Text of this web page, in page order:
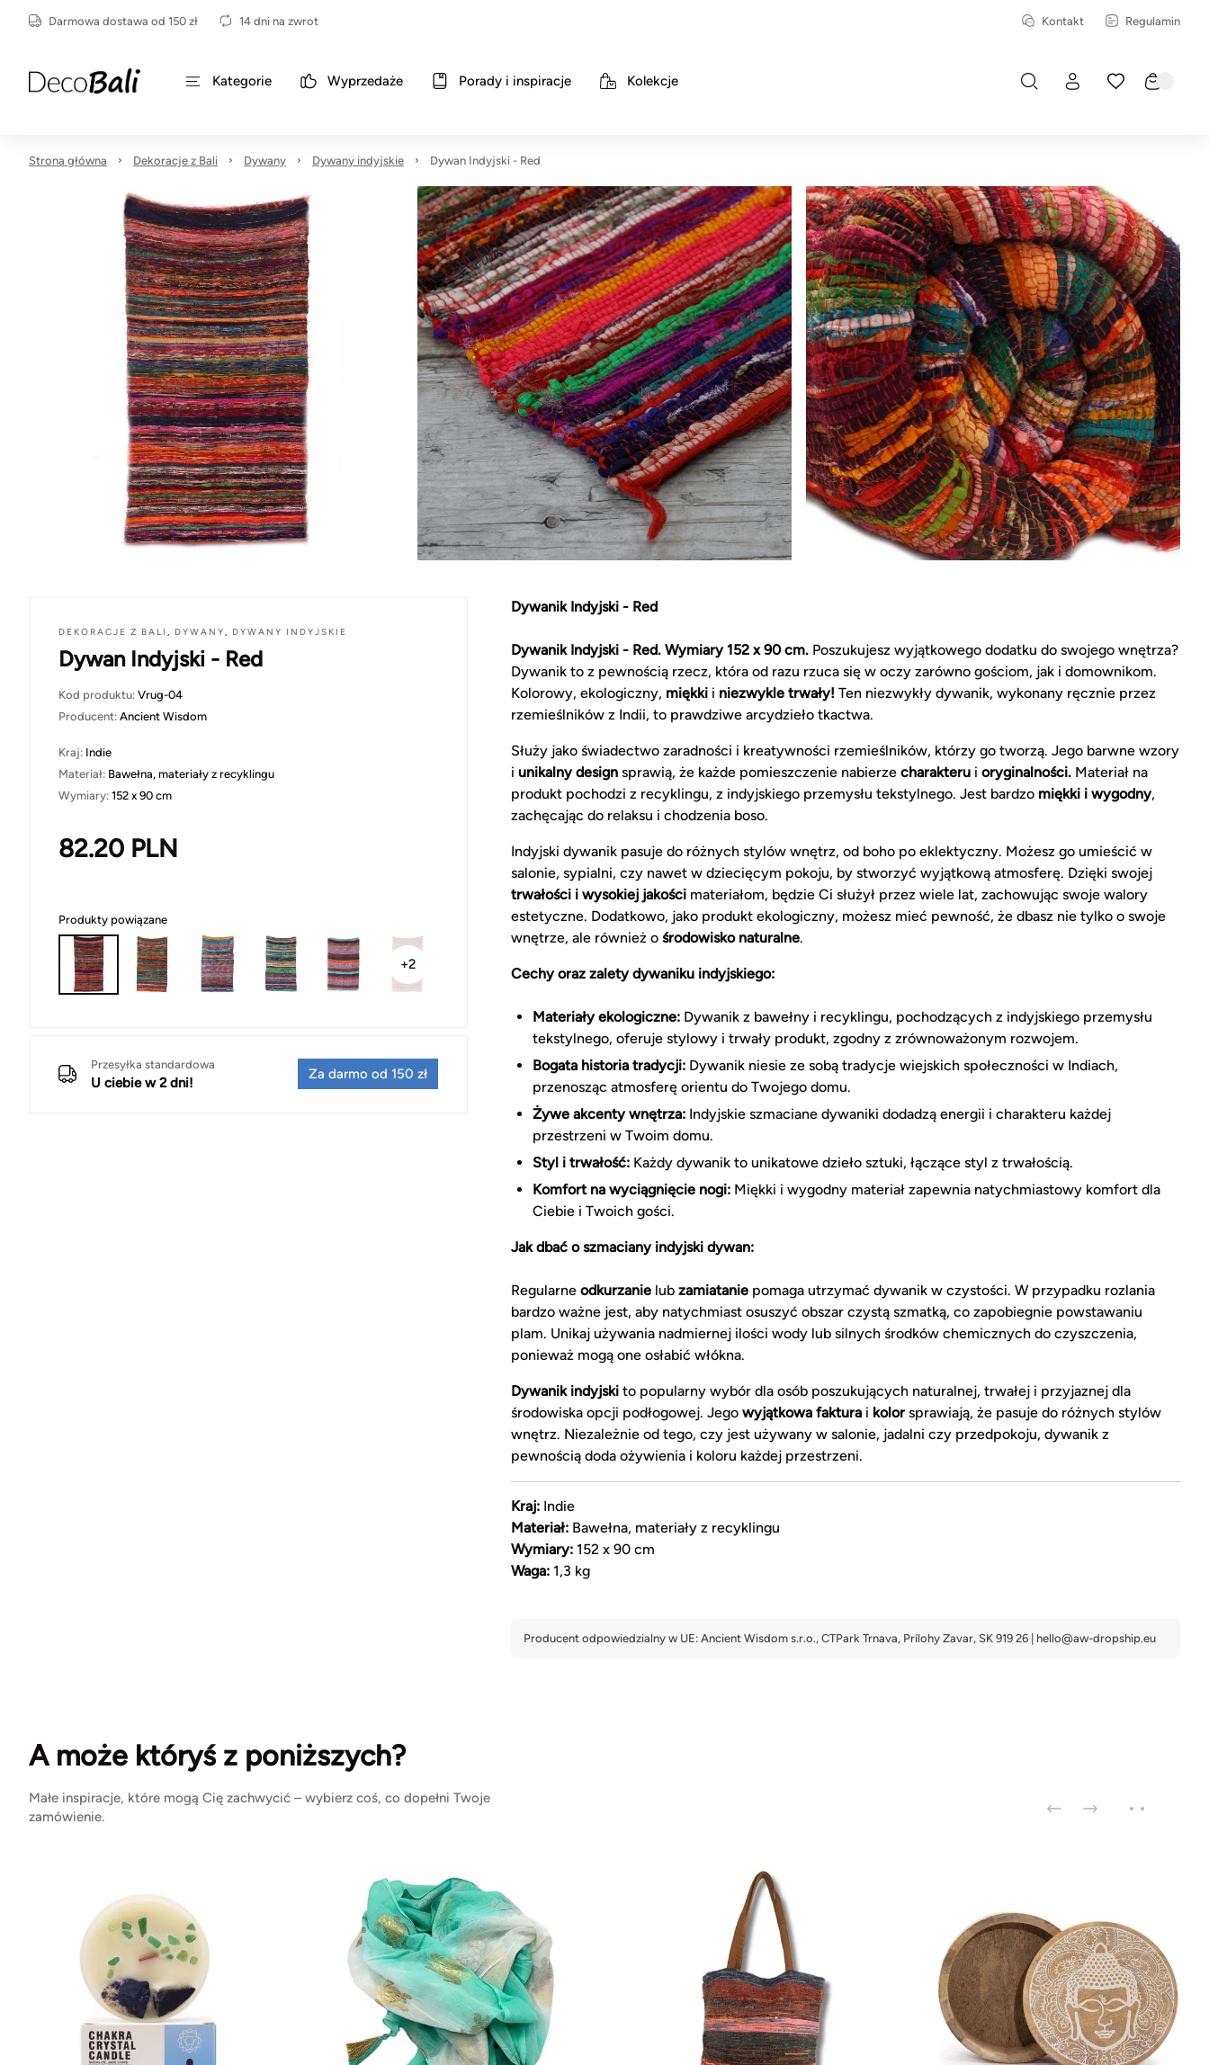
Darmowa dostawa od 150 zł 14 dni na zwrot Kontakt Regulamin
Kategorie Wyprzedaże Porady i inspiracje Kolekcje
Strona główna Dekoracje z Bali Dywany Dywany indyjskie Dywan Indyjski - Red
DEKORACJE Z BALI , DYWANY, DYWANY INDYJSKIE
Dywan Indyjski - Red
Kod produktu: Vrug-04
Producent: Ancient Wisdom
Kraj: Indie
Materiał: Bawełna, materiały z recyklingu
Wymiary: 152 x 90 cm
82.20 PLN
Produkty powiązane
+2
Przesyłka standardowa
U ciebie w 2 dni!
Za darmo od 150 zł
Dywanik Indyjski - Red
Dywanik Indyjski - Red. Wymiary 152 x 90 cm. Poszukujesz wyjątkowego dodatku do swojego wnętrza?
Dywanik to z pewnością rzecz, która od razu rzuca się w oczy zarówno gościom, jak i domownikom.
Kolorowy, ekologiczny, miękki i niezwykle trwały! Ten niezwykły dywanik, wykonany ręcznie przez
rzemieślników z Indii, to prawdziwe arcydzieło tkactwa.
Służy jako świadectwo zaradności i kreatywności rzemieślników, którzy go tworzą. Jego barwne wzory
i unikalny design sprawią, że każde pomieszczenie nabierze charakteru i oryginalności. Materiał na
produkt pochodzi z recyklingu, z indyjskiego przemysłu tekstylnego. Jest bardzo miękki i wygodny,
zachęcając do relaksu i chodzenia boso.
Indyjski dywanik pasuje do różnych stylów wnętrz, od boho po eklektyczny. Możesz go umieścić w
salonie, sypialni, czy nawet w dziecięcym pokoju, by stworzyć wyjątkową atmosferę. Dzięki swojej
trwałości i wysokiej jakości materiałom, będzie Ci służył przez wiele lat, zachowując swoje walory
estetyczne. Dodatkowo, jako produkt ekologiczny, możesz mieć pewność, że dbasz nie tylko o swoje
wnętrze, ale również o środowisko naturalne.
Cechy oraz zalety dywaniku indyjskiego:
Materiały ekologiczne: Dywanik z bawełny i recyklingu, pochodzących z indyjskiego przemysłu
tekstylnego, oferuje stylowy i trwały produkt, zgodny z zrównoważonym rozwojem.
Bogata historia tradycji: Dywanik niesie ze sobą tradycje wiejskich społeczności w Indiach,
przenosząc atmosferę orientu do Twojego domu.
Żywe akcenty wnętrza: Indyjskie szmaciane dywaniki dodadzą energii i charakteru każdej
przestrzeni w Twoim domu.
Styl i trwałość: Każdy dywanik to unikatowe dzieło sztuki, łączące styl z trwałością.
Komfort na wyciągnięcie nogi: Miękki i wygodny materiał zapewnia natychmiastowy komfort dla
Ciebie i Twoich gości.
Jak dbać o szmaciany indyjski dywan:
Regularne odkurzanie lub zamiatanie pomaga utrzymać dywanik w czystości. W przypadku rozlania
bardzo ważne jest, aby natychmiast osuszyć obszar czystą szmatką, co zapobiegnie powstawaniu
plam. Unikaj używania nadmiernej ilości wody lub silnych środków chemicznych do czyszczenia,
ponieważ mogą one osłabić włókna.
Dywanik indyjski to popularny wybór dla osób poszukujących naturalnej, trwałej i przyjaznej dla
środowiska opcji podłogowej. Jego wyjątkowa faktura i kolor sprawiają, że pasuje do różnych stylów
wnętrz. Niezależnie od tego, czy jest używany w salonie, jadalni czy przedpokoju, dywanik z
pewnością doda ożywienia i koloru każdej przestrzeni.
Kraj: Indie
Materiał: Bawełna, materiały z recyklingu
Wymiary: 152 x 90 cm
Waga: 1,3 kg
A może któryś z poniższych?
Małe inspiracje, które mogą Cię zachwycić – wybierz coś, co dopełni Twoje
zamówienie.